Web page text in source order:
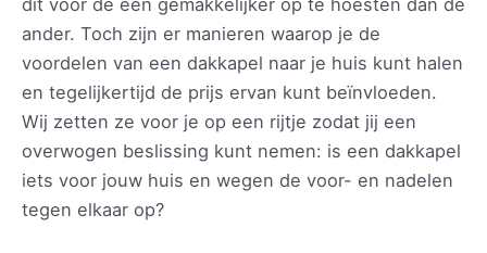
dit voor de één gemakkelijker op te hoesten dan de
ander. Toch zijn er manieren waarop je de
voordelen van een dakkapel naar je huis kunt halen
en tegelijkertijd de prijs ervan kunt beïnvloeden.
Wij zetten ze voor je op een rijtje zodat jij een
overwogen beslissing kunt nemen: is een dakkapel
iets voor jouw huis en wegen de voor- en nadelen
tegen elkaar op?